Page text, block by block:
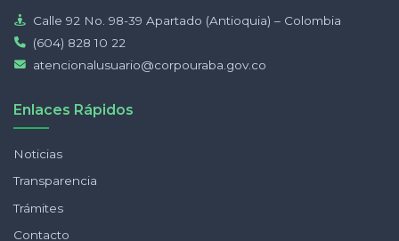
Calle 92 No. 98-39 Apartado (Antioquia) – Colombia
(604) 828 10 22
atencionalusuario@corpouraba.gov.co
Enlaces Rápidos
Noticias
Transparencia
Trámites
Contacto